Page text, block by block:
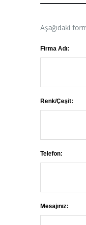
Aşağıdaki
Firma Adı:
Renk/Çeşit:
Telefon:
Mesajınız: